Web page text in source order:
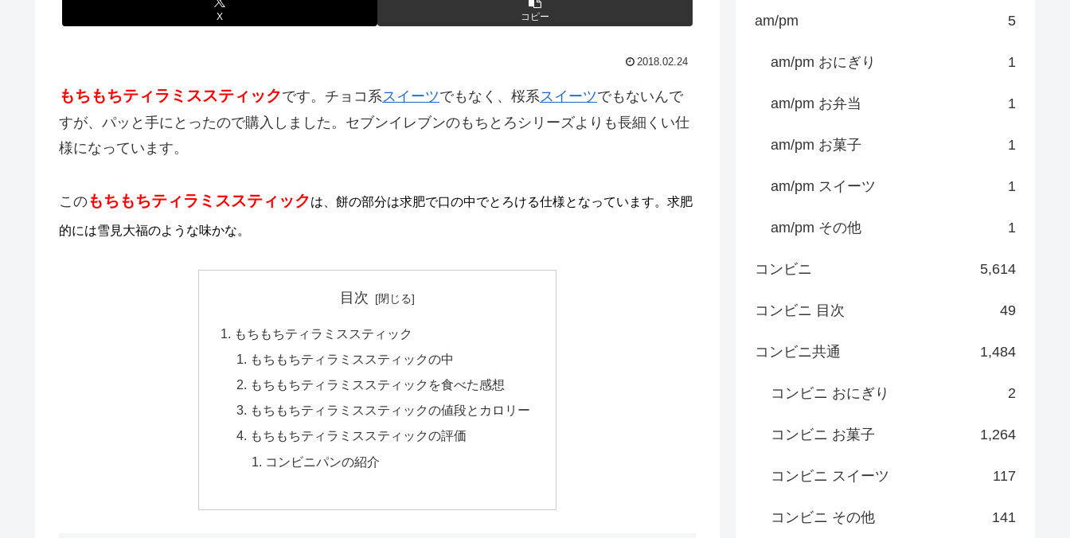
X コピー
2018.02.24
もちもちティラミススティックです。チョコ系 スイーツでもなく、桜系 スイーツでもないんで
すが、パッと手にとったので購入しました。セブンイレブンのもちとろシリーズよりも長細くい仕
様になっています。
このもちもちティラミススティックは、餅の部分は求肥で口の中でとろける仕様となっています。求肥
的には雪見大福のような味かな。
目次
もちもちティラミススティック
もちもちティラミススティックの中
もちもちティラミススティックを食べた感想
もちもちティラミススティックの値段とカロリー
もちもちティラミススティックの評価
コンビニパンの紹介
am/pm 5
am/pm おにぎり 1
am/pm お弁当 1
am/pm お菓子 1
am/pm スイーツ 1
am/pm その他 1
コンビニ 5,614
コンビニ 目次 49
コンビニ共通 1,484
コンビニ おにぎり 2
コンビニ お菓子 1,264
コンビニ スイーツ 117
コンビニ その他 141